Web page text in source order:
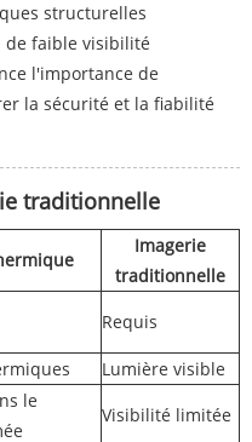
structurelles
de faible visibilité
l'importance de
la sécurité et la fiabilité
traditionnelle
Imagerie
traditionnelle
Requis
Lumière visible
le
Visibilité limitée